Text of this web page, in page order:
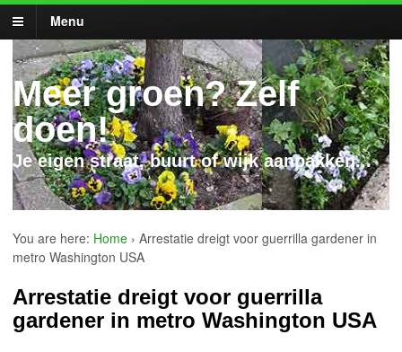
Menu
Meer groen? Zelf
doen!
Je eigen straat, buurt of wijk aanpakken...
You are here: Home › Arrestatie dreigt voor guerrilla gardener in
metro Washington USA
Arrestatie dreigt voor guerrilla
gardener in metro Washington USA